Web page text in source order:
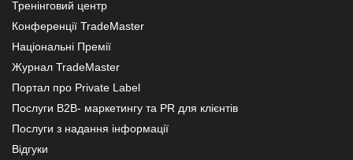
Тренінговий центр
Конференції TradeMaster
Національні Премії
Журнал TradeMaster
Портал про Private Label
Послуги В2В- маркетингу та PR для клієнтів
Послуги з надання інформації
Відгуки